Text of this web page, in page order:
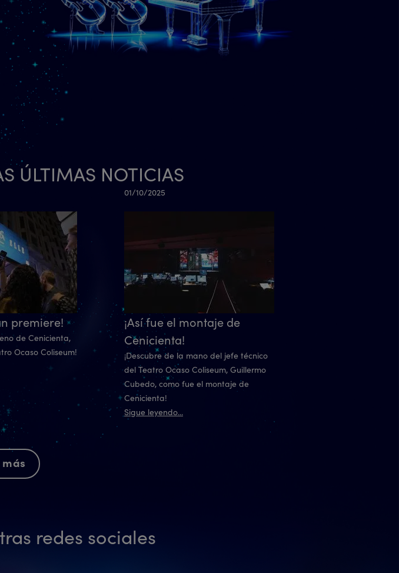
ÚLTIMAS NOTICIAS
premiere!
de Cenicienta,
Ocaso Coliseum!
01/10/2025
¡Así fue el montaje de
Cenicienta!
¡Descubre de la mano del jefe técnico
del Teatro Ocaso Coliseum, Guillermo
Cubedo, como fue el montaje de
Cenicienta!
Sigue leyendo...
redes sociales